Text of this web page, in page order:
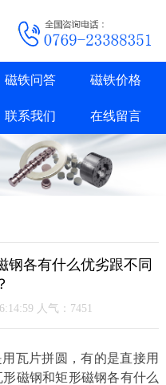
磁铁问答 磁铁价格
联系我们 在线留言
钢各有什么优劣跟不同
人气：7451
瓦片拼圆，有的是直接用
磁钢和矩形磁钢各有什么